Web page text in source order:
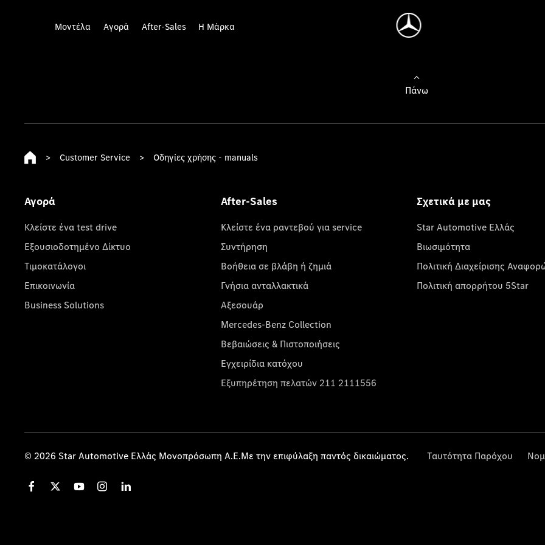
Μοντέλα Αγορά After-Sales Η Μάρκα
Πάνω
> Customer Service > Οδηγίες χρήσης - manuals
Αγορά
Κλείστε ένα test drive
Εξουσιοδοτημένο Δίκτυο
Τιμοκατάλογοι
Επικοινωνία
Business Solutions
After-Sales
Κλείστε ένα ραντεβού για service
Συντήρηση
Βοήθεια σε βλάβη ή ζημιά
Γνήσια ανταλλακτικά
Αξεσουάρ
Mercedes-Benz Collection
Βεβαιώσεις & Πιστοποιήσεις
Εγχειρίδια κατόχου
Εξυπηρέτηση πελατών 211 2111556
Σχετικά με μας
Star Automotive Ελλάς
Βιωσιμότητα
Πολιτική Διαχείρισης
Πολιτική απορρήτου 5Star
© 2026 Star Automotive Ελλάς Μονοπρόσωπη Α.Ε.Με την επιφύλαξη παντός δικαιώματος. Ταυτότητα Παρόχου